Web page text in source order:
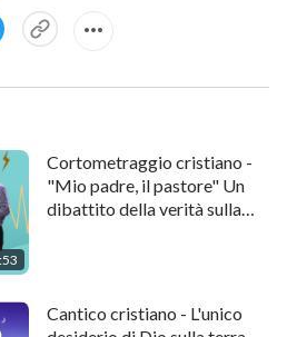
levatura sia troppo bassa e
comprendere. Per questo,
mentre va a casa del
Zheng Lu. Grazie alla
sulla verità, Zhao Xun
rendersi conto che, per
deve concentrarsi
Dio. Questo è l’unico modo
Adorare e seguire
anziani significa
Cortometraggio cristiano -
"Mio padre, il pastore" Un
dibattito della verità sulla
Cantico cristiano - L'unico